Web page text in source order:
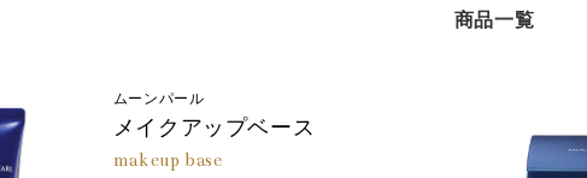
フルオロフロゴパイト、酸化鉄、ジエチルアミノヒドロキシベンゾイ
メチコン、リン酸Ｋ、リン酸２Ｎａ、フェノキシエタノール
商品一覧
ムーンパール
メイクアップベース
makeup base